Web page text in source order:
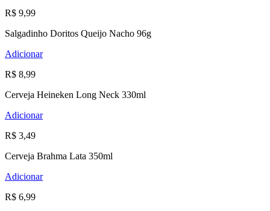
R$ 9,99
Salgadinho Doritos Queijo Nacho 96g
Adicionar
R$ 8,99
Cerveja Heineken Long Neck 330ml
Adicionar
R$ 3,49
Cerveja Brahma Lata 350ml
Adicionar
R$ 6,99